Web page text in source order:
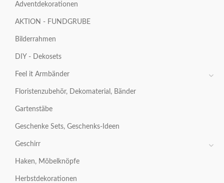
Adventdekorationen
AKTION - FUNDGRUBE
Bilderrahmen
DIY - Dekosets
Feel it Armbänder
Floristenzubehör, Dekomaterial, Bänder
Gartenstäbe
Geschenke Sets, Geschenks-Ideen
Geschirr
Haken, Möbelknöpfe
Herbstdekorationen